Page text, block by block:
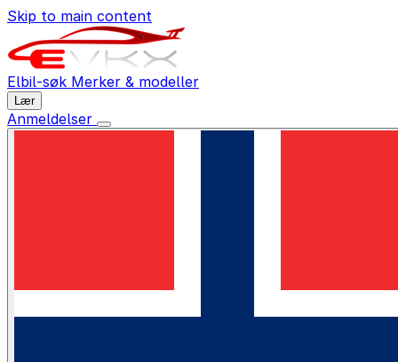
Skip to main content
Elbil-søk Merker & modeller
Lær
Anmeldelser